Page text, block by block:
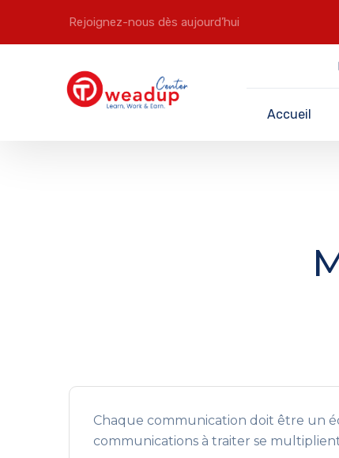
Rejoignez-nous dès aujourd’hui
Accueil
Chaque communication doit être un
communications à traiter se